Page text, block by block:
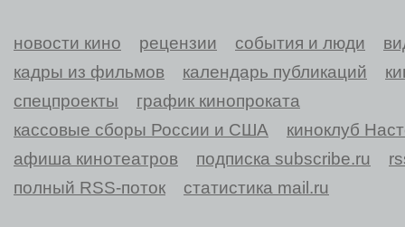
новости кино рецензии события и люди
кадры из фильмов
календарь публикаций
спецпроекты
график кинопроката
кассовые сборы России и США
киноклуб
афиша кинотеатров
подписка subscribe.ru
полный RSS-поток
статистика mail.ru